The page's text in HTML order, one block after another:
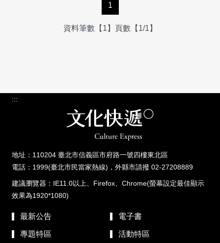
1
資料筆數【1】頁數【1/1】
:::
地址：110204 臺北市信義區市府路一號四樓東北區
電話：1999(臺北市民當家熱線)，外縣市請撥 02-27208889
建議瀏覽器：IE11.0以上、Firefox、Chrome(螢幕設定最佳顯示
效果為1920*1080)
最新公告 電子書
專題特區 活動特區